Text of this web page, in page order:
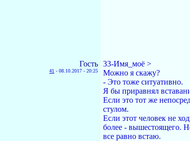
Гость
41 - 08.10.2017 - 20:25
33-Имя_моё >
Можно я скажу?
- Это тоже ситуативно.
Я бы приравнял
Если это тот же
стулом.
Если этот человек не
более - вышестоящего.
все равно встаю.